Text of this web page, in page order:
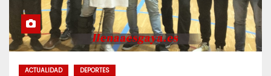
ACTUALIDAD DEPORTES